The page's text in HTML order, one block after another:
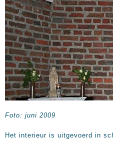
Foto: juni 2009
Het interieur is uitgevoerd in